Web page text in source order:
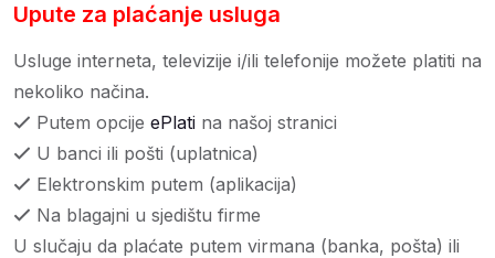
Upute za plaćanje usluga
Usluge interneta, televizije i/ili telefonije možete platiti na
nekoliko načina.
Putem opcije ePlati na našoj stranici
U banci ili pošti (uplatnica)
Elektronskim putem (aplikacija)
Na blagajni u sjedištu firme
U slučaju da plaćate putem virmana (banka, pošta) ili